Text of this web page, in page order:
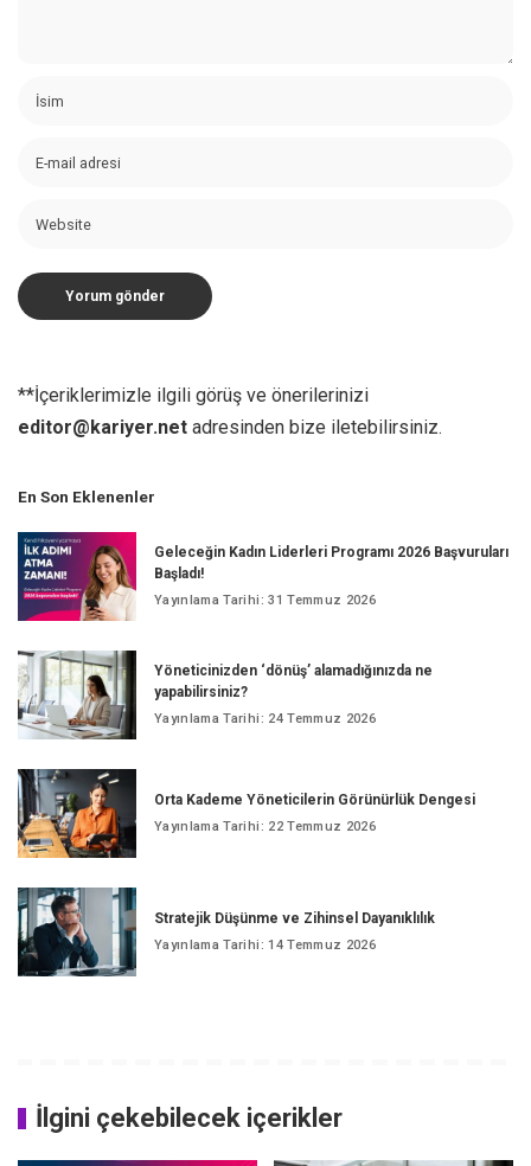
**İçeriklerimizle ilgili görüş ve önerilerinizi
editor@kariyer.net adresinden bize iletebilirsiniz.
En Son Eklenenler
Geleceğin Kadın Liderleri Programı 2026 Başvuruları
Başladı!
Yayınlama Tarihi: 31 Temmuz 2026
Yöneticinizden ‘dönüş’ alamadığınızda ne
yapabilirsiniz?
Yayınlama Tarihi: 24 Temmuz 2026
Orta Kademe Yöneticilerin Görünürlük Dengesi
Yayınlama Tarihi: 22 Temmuz 2026
Stratejik Düşünme ve Zihinsel Dayanıklılık
Yayınlama Tarihi: 14 Temmuz 2026
İlgini çekebilecek içerikler